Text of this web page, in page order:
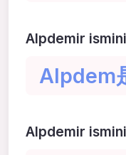
Alpdemir
Alpdem
Alpdemir